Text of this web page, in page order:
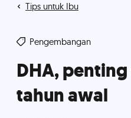
Tips untuk Ibu
Pengembangan
DHA,
tahun awal